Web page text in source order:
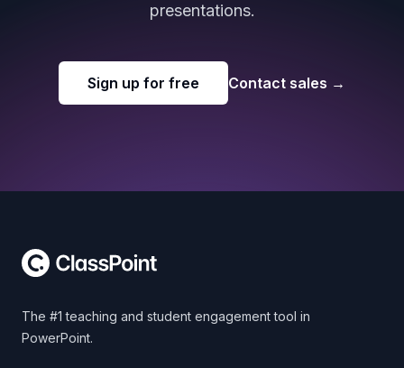
presentations.
Sign up for free Contact sales →
The #1 teaching and student engagement tool in
PowerPoint.